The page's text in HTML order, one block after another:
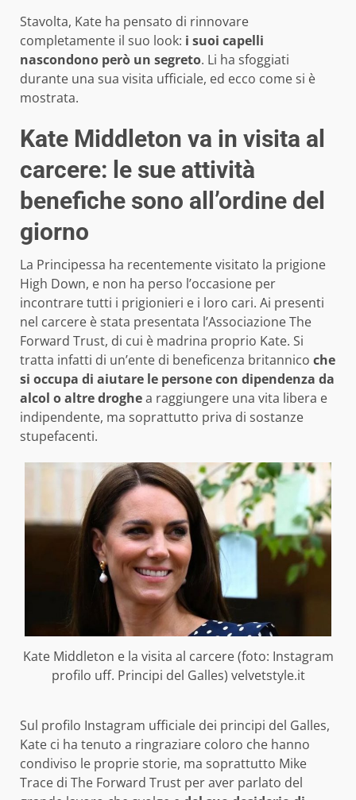
Stavolta, Kate ha pensato di rinnovare
completamente il suo look: i suoi capelli
nascondono però un segreto. Li ha sfoggiati
durante una sua visita ufficiale, ed ecco come si è
mostrata.
Kate Middleton va in visita al
carcere: le sue attività
benefiche sono all’ordine del
giorno
La Principessa ha recentemente visitato la prigione
High Down, e non ha perso l’occasione per
incontrare tutti i prigionieri e i loro cari. Ai presenti
nel carcere è stata presentata l’Associazione The
Forward Trust, di cui è madrina proprio Kate. Si
tratta infatti di un’ente di beneficenza britannico che
si occupa di aiutare le persone con dipendenza da
alcol o altre droghea raggiungere una vita libera e
indipendente, ma soprattutto priva di sostanze
stupefacenti.
Kate Middleton e la visita al carcere (foto: Instagram
profilo uff. Principi del Galles) velvetstyle.it
Sul profilo Instagram ufficiale dei principi del Galles,
Kate ci ha tenuto a ringraziare coloro che hanno
condiviso le proprie storie, ma soprattutto Mike
Trace di The Forward Trust per aver parlato del